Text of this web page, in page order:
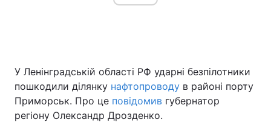
Україна Політика
Економіка Світ
У Ленінградській області РФ ударні безпілотники
пошкодили ділянку нафтопроводу в районі порту
Приморськ. Про це повідомив губернатор
регіону Олександр Дрозденко.